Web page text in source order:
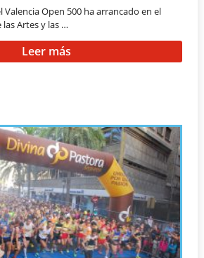
Valencia Open 500 ha arrancado en el
las Artes y las …
Leer más